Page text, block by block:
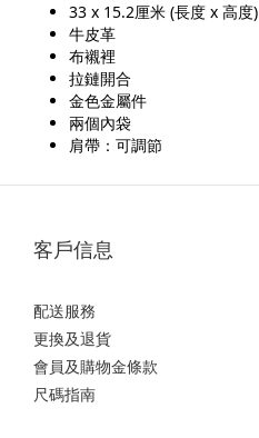
33 x 15.2厘米 (長度 x 高度)
牛皮革
布襯裡
拉鏈開合
金色金屬件
兩個內袋
肩帶：可調節
客戶信息
配送服務
更換及退貨
會員及購物金條款
尺碼指南